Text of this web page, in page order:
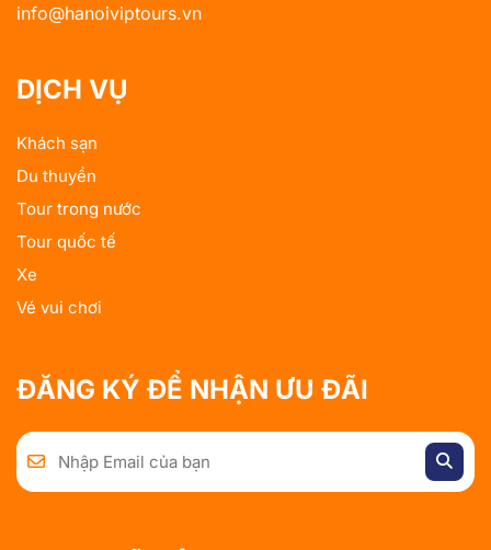
info@hanoiviptours.vn
DỊCH VỤ
Khách sạn
Du thuyền
Tour trong nước
Tour quốc tế
Xe
Vé vui chơi
ĐĂNG KÝ ĐỂ NHẬN ƯU ĐÃI